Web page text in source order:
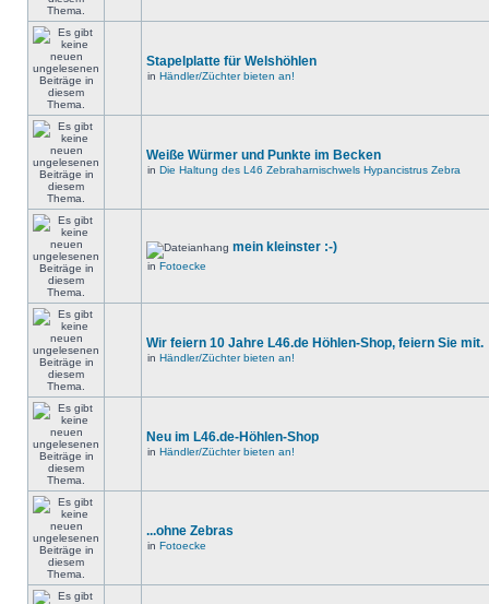
Stapelplatte für Welshöhlen
in Händler/Züchter bieten an!
Weiße Würmer und Punkte im Becken
in Die Haltung des L46 Zebraharnischwels Hypancistrus Zebra
mein kleinster :-)
in Fotoecke
Wir feiern 10 Jahre L46.de Höhlen-Shop, feiern Sie mit.
in Händler/Züchter bieten an!
Neu im L46.de-Höhlen-Shop
in Händler/Züchter bieten an!
...ohne Zebras
in Fotoecke